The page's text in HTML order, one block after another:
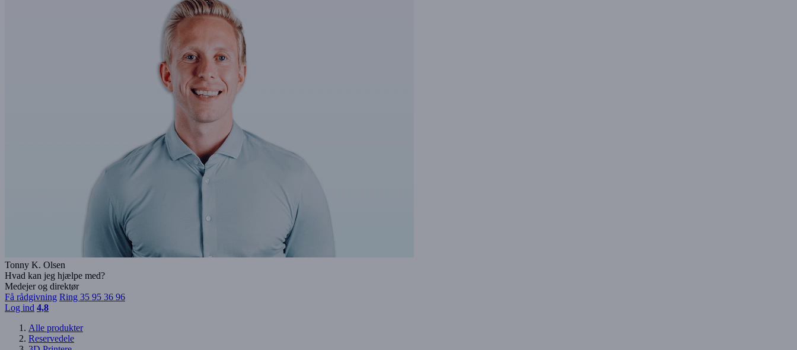
Tonny K. Olsen
Hvad kan jeg hjælpe med?
Medejer og direktør
Få rådgivning Ring 35 95 36 96
Log ind 4,8
Alle produkter
Reservedele